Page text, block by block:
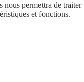
nous permettra de traiter
et fonctions.